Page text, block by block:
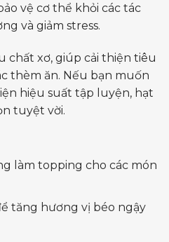
vệ cơ thể khỏi các tác
và giảm stress.
chất xơ, giúp cải thiện tiêu
thèm ăn. Nếu bạn muốn
hiệu suất tập luyện, hạt
tuyệt vời.
làm topping cho các món
tăng hương vị béo ngậy